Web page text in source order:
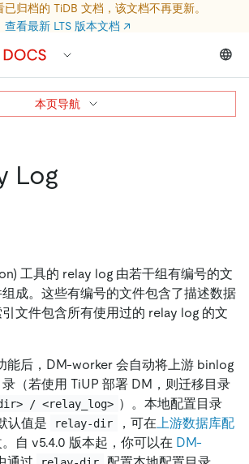
已归档的 TiDB 文档，该文档不再更新。
查看最新 LTS 版本文档 ↗
Log
工具的 relay log 由若干组有编号的文
成。这些有编号的文件包含了描述数据
文件包含所有使用过的 relay log 的文
能后，DM-worker 会自动将上游 binlog
（若使用 TiUP 部署 DM，则迁移目录
/ <relay_log> ）。本地配置目录
认值是 relay-dir ，可在 上游数据库配
自 v5.4.0 版本起，你可以在 DM-
本页导航